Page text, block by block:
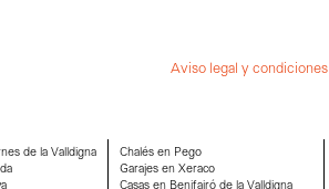
Aviso legal y condiciones
de la Valldigna
Chalés en Pego
Garajes en Xeraco